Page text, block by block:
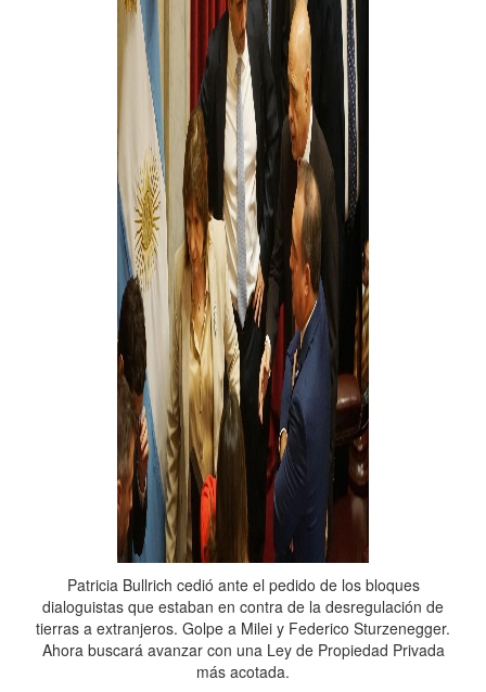
Patricia Bullrich cedió ante el pedido de los bloques
dialoguistas que estaban en contra de la desregulación de
tierras a extranjeros. Golpe a Milei y Federico Sturzenegger.
Ahora buscará avanzar con una Ley de Propiedad Privada
más acotada.